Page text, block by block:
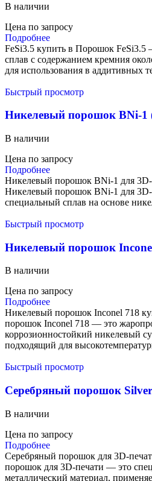
В наличии
Цена по запросу
Подробнее
FeSi3.5 купить в Порошок FeSi3.5
сплав с содержанием кремния
для использования в аддитивных
Быстрый просмотр
Никелевый порошок BNi-1
В наличии
Цена по запросу
Подробнее
Никелевый порошок BNi-1 для 3D-
Никелевый порошок BNi-1 для
специальный сплав на основе
Быстрый просмотр
Никелевый порошок
В наличии
Цена по запросу
Подробнее
Никелевый порошок Inconel 718
порошок Inconel 718 — это
коррозионностойкий никелевый
подходящий для
Быстрый просмотр
Серебряный порошок
В наличии
Цена по запросу
Подробнее
Серебряный порошок для 3D-
порошок для 3D-печати — это
металлический материал,